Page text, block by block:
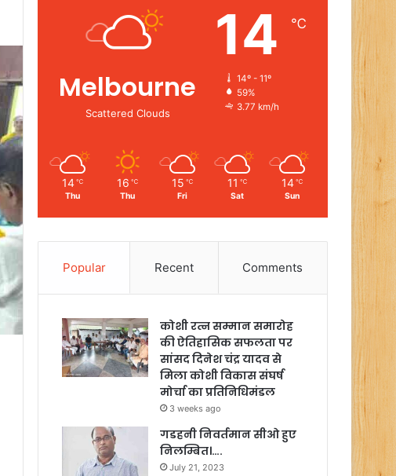
Melbourne
Scattered Clouds
14 ℃
14º - 11º
59%
3.77 km/h
14 ℃
Thu
16 ℃
Thu
15 ℃
Fri
11 ℃
Sat
14 ℃
Sun
Popular Recent Comments
कोशी रत्न सम्मान समारोह
की ऐतिहासिक सफलता पर
सांसद दिनेश चंद्र यादव से
मिला कोशी विकास संघर्ष
मोर्चा का प्रतिनिधिमंडल
3 weeks ago
गडहनी निवर्तमान सीओ हुए
निलम्बित।….
July 21, 2023